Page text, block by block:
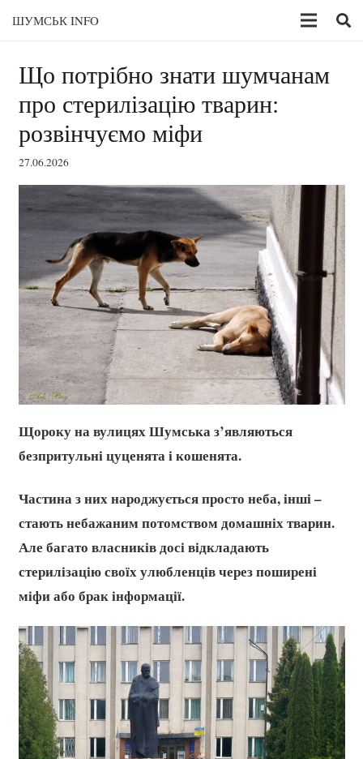
ШУМСЬК INFO
Що потрібно знати шумчанам
про стерилізацію тварин:
розвінчуємо міфи
27.06.2026
Щороку на вулицях Шумська з’являються
безпритульні цуценята і кошенята.
Частина з них народжується просто неба, інші –
стають небажаним потомством домашніх тварин.
Але багато власників досі відкладають
стерилізацію своїх улюбленців через поширені
міфи або брак інформації.